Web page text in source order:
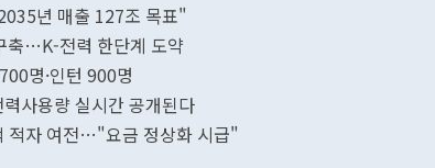
년 매출 127조 목표"
축…K-전력 한단계 도약
명·인턴 900명
사용량 실시간 공개된다
적자 여전…"요금 정상화 시급"